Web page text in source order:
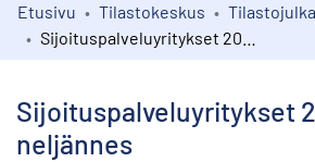
Kokoelmat
Etusivu Tilastokeskus
Sijoituspalveluyritykset
neljännes